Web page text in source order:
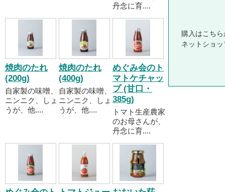
丹念に育....
焼肉のたれ
(200g)
自家製の味噌、
ニンニク、しょ
うが、他....
焼肉のたれ
(400g)
自家製の味噌、
ニンニク、しょ
うが、他....
めぐみ会のト
マトケチャッ
プ (甘口・
385g)
トマト生産農家
のお母さんが、
丹念に育....
購入はこちら
ネットショ